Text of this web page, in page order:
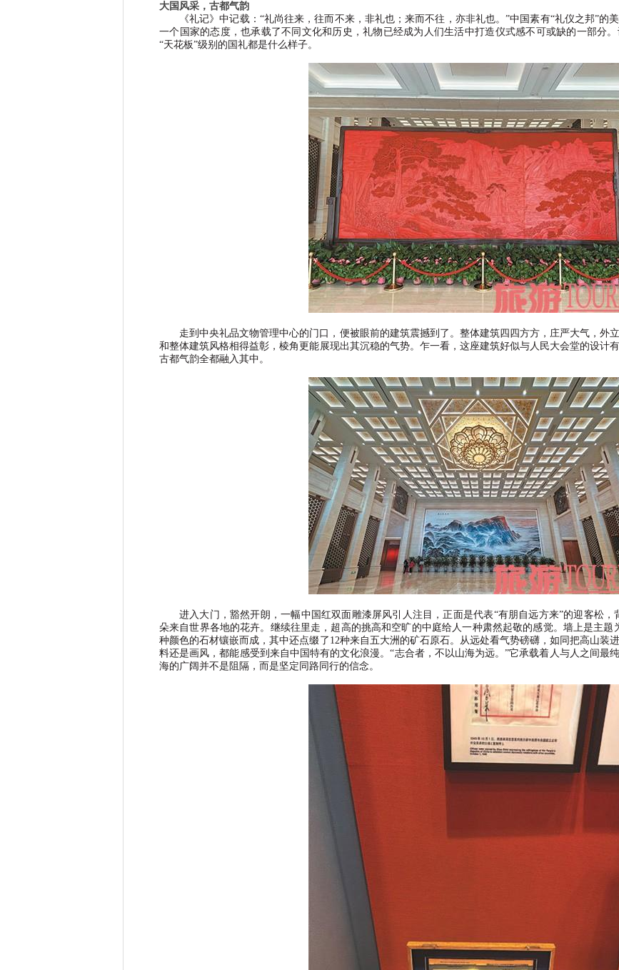
大国风采，古都气韵
《礼记》中记载： “礼尚往来，往而不来，非礼也；来而不往，亦非礼也。”中国素有“礼仪之邦”的
一个国家的态度，也承载了不同文化和历史，礼物已经成为人们生活中打造仪式感不可或缺的一部分
“天花板”级别的国礼都是什么样子。
走到中央礼品文物管理中心的门口，便被眼前的建筑震撼到了。整体建筑四四方方，庄严大气，外
和整体建筑风格相得益彰，棱角更能展现出其沉稳的气势。乍一看，这座建筑好似与人民大会堂的设计
古都气韵全都融入其中。
进入大门，豁然开朗，一幅中国红双面雕漆屏风引人注目，正面是代表“有朋自远方来”的迎客松，
朵来自世界各地的花卉。继续往里走，超高的挑高和空旷的中庭给人一种肃然起敬的感觉。墙上是主题
种颜色的石材镶嵌而成，其中还点缀了 12种来自五大洲的矿石原石。从远处看气势磅礴，如同把高山装
料还是画风，都能感受到来自中国特有的文化浪漫。“志合者，不以山海为远。”它承载着人与人之间最
海的广阔并不是阻隔，而是坚定同路同行的信念。